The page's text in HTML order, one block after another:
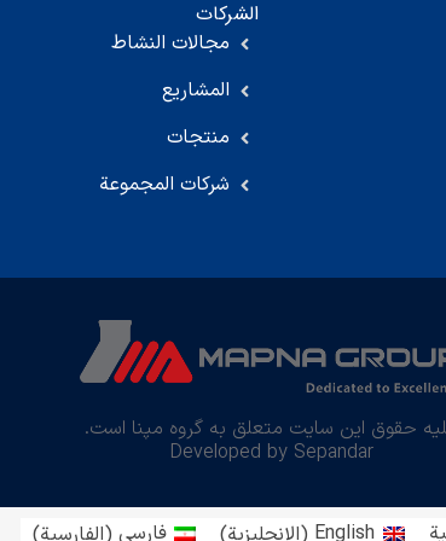
الشركات
مجالات النشاط
المشاريع
منتجات
شركات المجموعة
حقوق این سایت متعلق به گروه مپنا است.
Developed by Sepandar
English
(الإنجليزية) فارسی (الفارسية)